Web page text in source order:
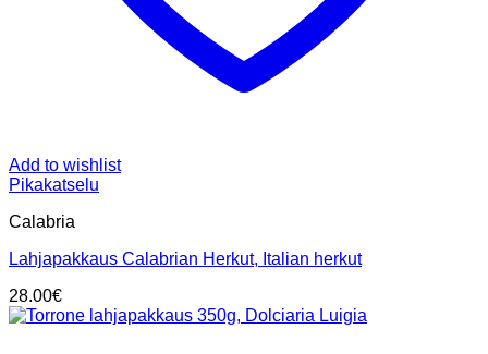
Add to wishlist
Pikakatselu
Calabria
Lahjapakkaus Calabrian Herkut, Italian herkut
28.00€